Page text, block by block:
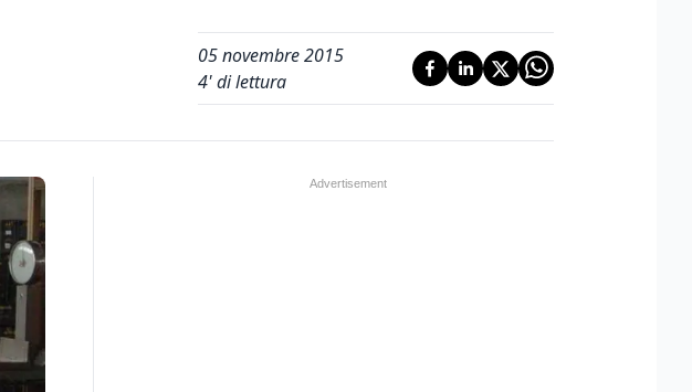
05 novembre 2015
4' di lettura